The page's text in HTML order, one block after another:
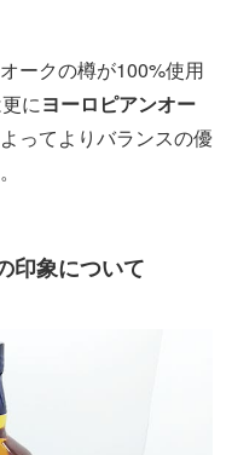
ークの樽が100%使用
にヨーロピアンオー
ってよりバランスの優
印象について